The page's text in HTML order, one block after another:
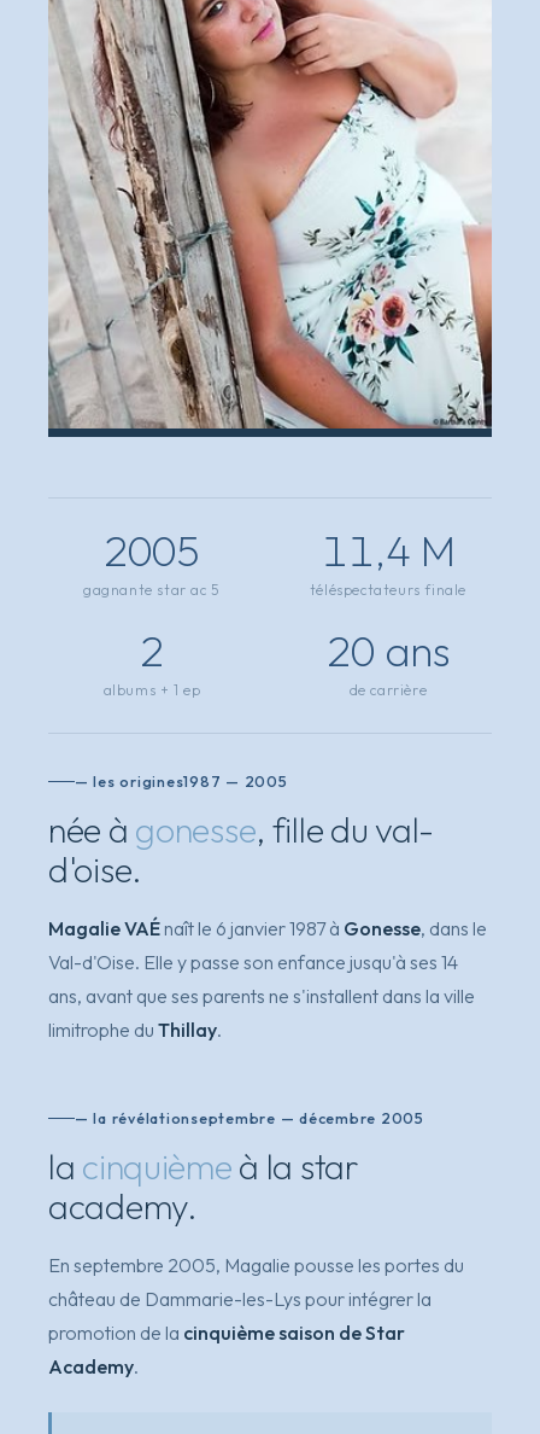
2005
gagnante star ac 5
11,4 M
téléspectateurs finale
2
albums + 1 ep
20 ans
de carrière
— les origines1987 — 2005
née à gonesse, fille du val-
d'oise.
Magalie VAÉ naît le 6 janvier 1987 à Gonesse, dans le
Val-d'Oise. Elle y passe son enfance jusqu'à ses 14
ans, avant que ses parents ne s'installent dans la ville
limitrophe du Thillay.
— la révélation septembre — décembre 2005
la cinquièmeà la star
academy.
En septembre 2005, Magalie pousse les portes du
château de Dammarie-les-Lys pour intégrer la
promotion de la cinquième saison de Star
Academy.